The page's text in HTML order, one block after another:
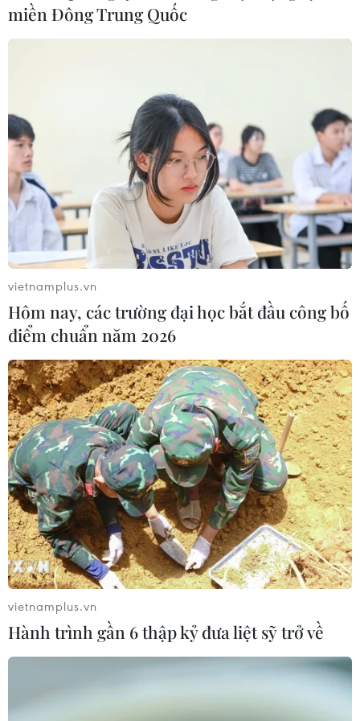
Phát triển kinh tế đại dương 'xanh': Chìa
khóa để vươn ra biển lớn
08/06/2022 02:16
Để “vươn ra biển lớn,” Việt Nam cần có các hành động
khẩn cấp và mạnh mẽ kịp thời hơn trong việc chống rác
thải nhựa, chuyển đổi theo xu hướng phát triển kinh tế
biển xanh.
miền Đông Trung Quốc
vietnamplus.vn
Hôm nay, các trường đại học bắt đầu công bố
điểm chuẩn năm 2026
vietnamplus.vn
Hành trình gần 6 thập kỷ đưa liệt sỹ trở về